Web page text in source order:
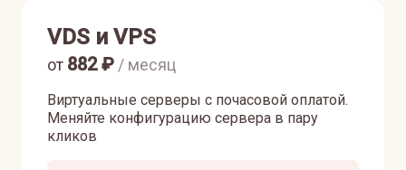
VDS и VPS
Виртуальные серверы с почасовой оплатой.
Меняйте конфигурацию сервера в пару
кликов
от 882₽ / месяц